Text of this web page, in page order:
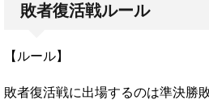
敗者復活戦ルール
【ルール】
敗者復活戦に出場するのは準決勝